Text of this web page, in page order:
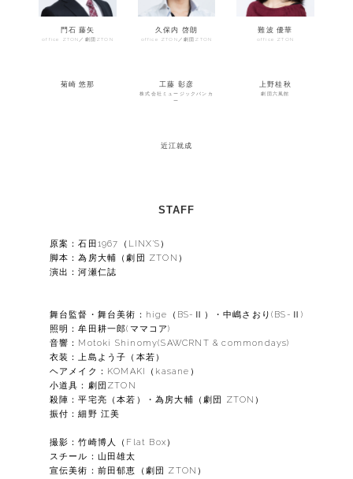
門石 藤矢
office ZTON／劇団ZTON
久保内 啓朗
office ZTON／劇団ZTON
難波 優華
office ZTON
菊崎 悠那 工藤 彰彦
株式会社ミュージックバンカ
ー
上野桂秋
劇団六風館
近江就成
STAFF
原案：石田1967（LINX'S）
脚本：為房大輔（劇団 ZTON）
演出：河瀬仁誌
舞台監督・舞台美術：hige（BS-Ⅱ）・中嶋さおり(BS-Ⅱ)
照明：牟田耕一郎(ママコア)
音響：Motoki Shinomy(SAWCRNT & commondays)
衣装：上島よう子（本若）
ヘアメイク：KOMAKI（kasane）
小道具：劇団ZTON
殺陣：平宅亮（本若）・為房大輔（劇団 ZTON）
振付：細野 江美
撮影：竹崎博人（Flat Box）
スチール：山田雄太
宣伝美術：前田郁恵（劇団 ZTON）